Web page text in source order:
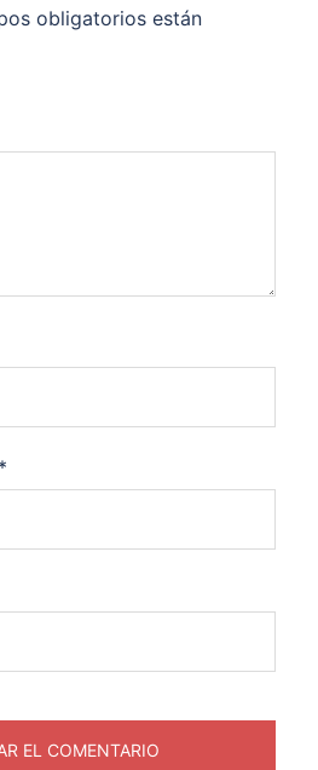
obligatorios están
*